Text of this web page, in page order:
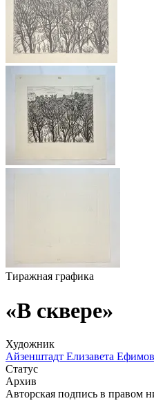
Тиражная графика
«В сквере»
Художник
Айзенштадт Елизавета
Статус
Архив
Авторская подпись в правом